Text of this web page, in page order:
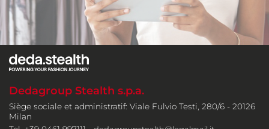
Dedagroup Stealth s.p.a.
Siège sociale et administratif: Viale Fulvio Testi, 280/6 - 20126
Milan